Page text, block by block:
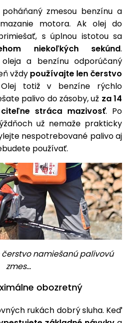
zmesou benzínu a
motora. Ak olej do
s úplnou istotou sa
niekoľkých sekúnd.
a benzínu odporúčaný
vždy používajte len čerstvo
totiž v benzíne rýchlo
palivo do zásoby, už za 14
stráca mazivosť. Po
už nemaže prakticky
nespotrebované palivo aj
používať.
čerstvo namiešanú palivovú
zmes...
obozretný
rukách dobrý sluha. Keď